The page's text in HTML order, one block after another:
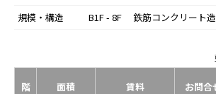
規模・構造
B1F - 8F 鉄筋コンクリート造
階 面積 賃料 お問合